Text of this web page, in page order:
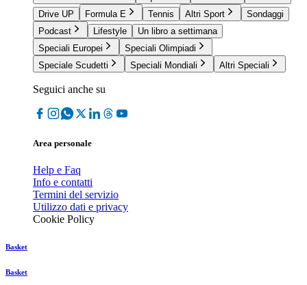
Drive UP
Formula E Tennis Altri Sport
Sondaggi
Podcast
Lifestyle
Un libro a settimana
Speciali Europei
Speciali Olimpiadi
Speciale Scudetti
Speciali Mondiali Altri Speciali
Seguici anche su
Area personale
Help e Faq
Info e contatti
Termini del servizio
Utilizzo dati e privacy
Cookie Policy
Basket
Basket